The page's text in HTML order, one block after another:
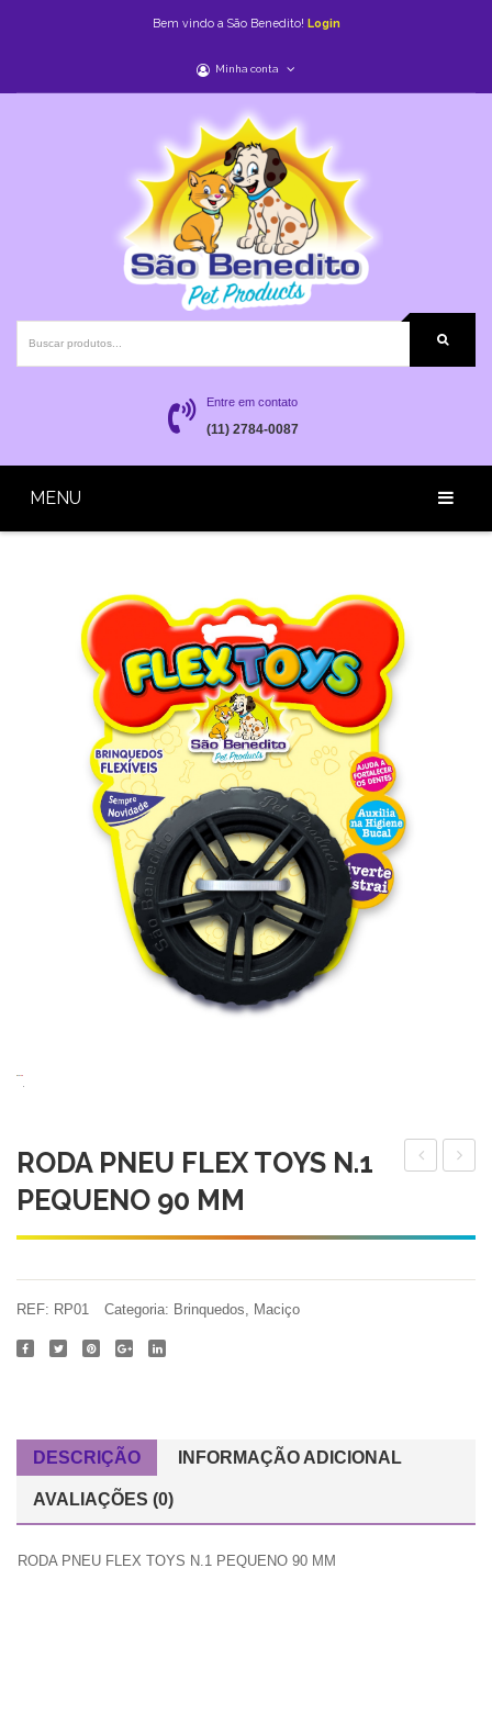
Bem vindo a São Benedito! Login
Minha conta
Entre em contato
(11) 2784-0087
MENU
Sobre Nós
Nossos Produtos
Diferenciais
Baixar Catálogo
150ml
RODA PNEU FLEX TOYS N.1
PEQUENO 90 MM
REF: RP01 Categoria: Brinquedos, Maciço
DESCRIÇÃO INFORMAÇÃO ADICIONAL
AVALIAÇÕES (0)
RODA PNEU FLEX TOYS N.1 PEQUENO 90 MM